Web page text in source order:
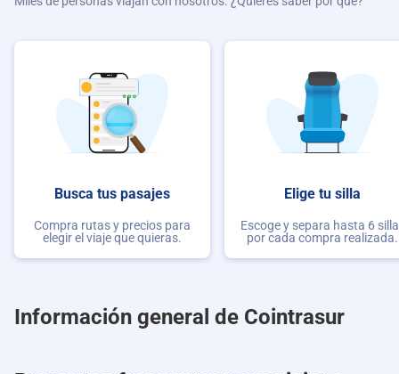
Busca tus pasajes
Compra rutas y precios para
elegir el viaje que quieras.
Elige tu silla
Escoge y separa hasta 6
por cada compra realizada.
Información general de Cointrasur